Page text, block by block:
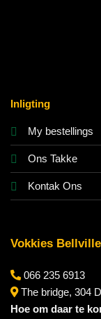
Inligting
My bestellings
Ons Takke
Kontak Ons
Vokkies Bellville
066 235 6913
The bridge, 304
Hoe om daar te